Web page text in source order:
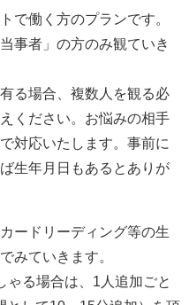
で働く方のプランです。
事者」の方のみ観ていき
る場合、複数人を観る必
ください。お悩みの相手
対応いたします。事前に
生年月日もあるとありが
ードリーディング等の生
みていきます。
ゃる場合は、1人追加ごと